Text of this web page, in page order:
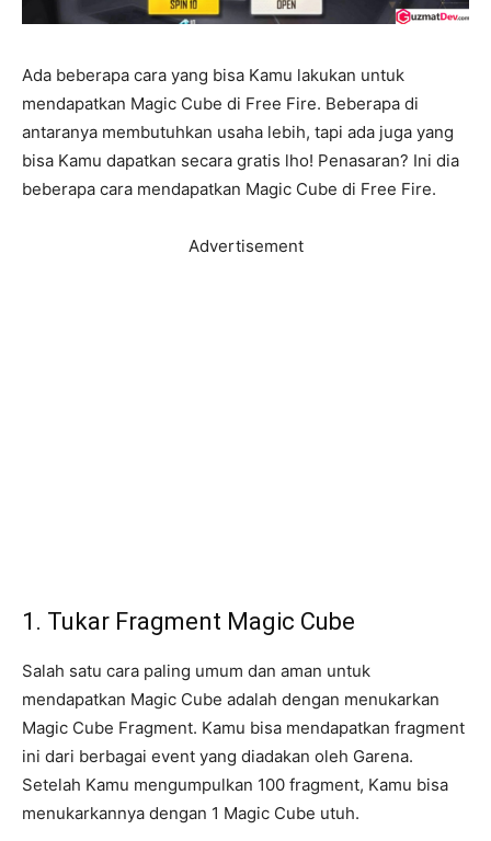
Ada beberapa cara yang bisa Kamu lakukan untuk
mendapatkan Magic Cube di Free Fire. Beberapa di
antaranya membutuhkan usaha lebih, tapi ada juga yang
bisa Kamu dapatkan secara gratis lho! Penasaran? Ini dia
beberapa cara mendapatkan Magic Cube di Free Fire.
Advertisement
1. Tukar Fragment Magic Cube
Salah satu cara paling umum dan aman untuk
mendapatkan Magic Cube adalah dengan menukarkan
Magic Cube Fragment. Kamu bisa mendapatkan fragment
ini dari berbagai event yang diadakan oleh Garena.
Setelah Kamu mengumpulkan 100 fragment, Kamu bisa
menukarkannya dengan 1 Magic Cube utuh.